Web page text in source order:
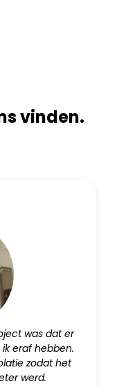
vinden.
was dat er
eraf hebben.
zodat het
werd.